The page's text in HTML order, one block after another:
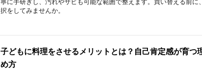
寧に手研ぎし、汚れやサビも可能な範囲で整えます。買い替える前に
択をしてみませんか。
子どもに料理をさせるメリットとは？自己肯定感が育つ
め方